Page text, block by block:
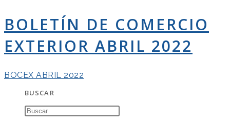
BOLETÍN DE COMERCIO
EXTERIOR ABRIL 2022
BOCEX ABRIL 2022
BUSCAR